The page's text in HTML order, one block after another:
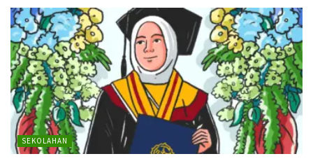
SEKOLAHAN